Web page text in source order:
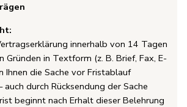
innerhalb von 14 Tagen
Gründen in Textform (z. B. Brief, Fax, E-
Ihnen die Sache vor Fristablauf
auch durch Rücksendung der Sache
beginnt nach Erhalt dieser Belehrung